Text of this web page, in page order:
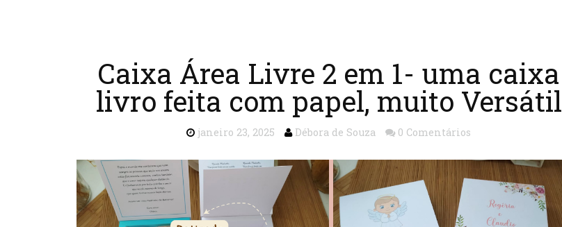
Caixa Área Livre 2 em 1- uma caixa
livro feita com papel, muito Versátil
janeiro 23, 2025 Débora de Souza 0 Comentários